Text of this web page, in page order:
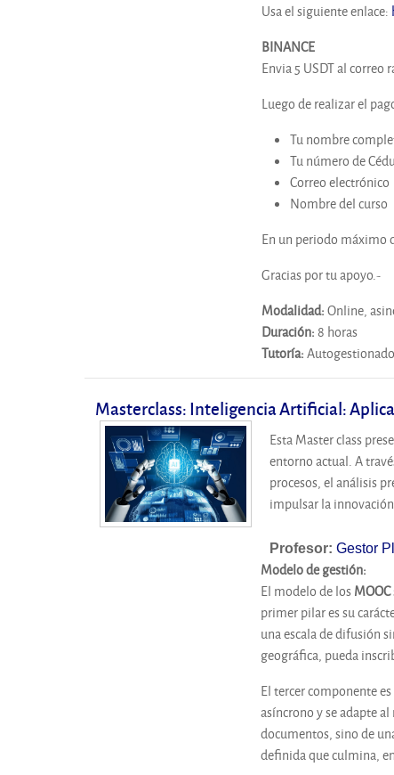
Usa el siguiente enlace:
BINANCE
Envia 5 USDT al
Luego de realizar el
Tu nombre
Tu número de
Correo electrónico
Nombre del curso
En un periodo máximo
Gracias por tu apoyo.-
Modalidad:Online,
Duración:8 horas
Tutoría:
Masterclass: Inteligencia Artificial:
Esta Master class
entorno actual. A
procesos, el análisis
impulsar la
Profesor: Gestor
Modelo de gestión:
El modelo de losMOOC
primer pilar es su
una escala de difusión
geográfica, pueda
El tercer componente
asíncrono y se adapte
documentos, sino de
definida que culmina,